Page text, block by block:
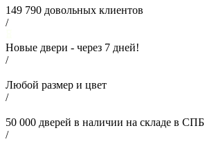
149 790 довольных клиентов
/
Новые двери - через 7 дней!
/
Любой размер и цвет
/
50 000 дверей в наличии на складе в СПБ
/